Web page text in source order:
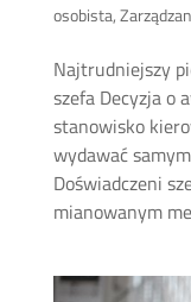
osobista,
Najtrudniejszy
szefa Decyzja o
stanowisko
wydawać
Doświadczeni
mianowanym